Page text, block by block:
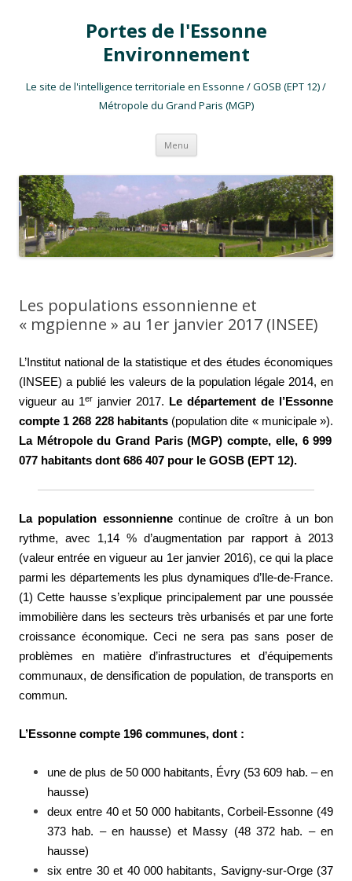
Portes de l'Essonne
Environnement
Le site de l'intelligence territoriale en Essonne / GOSB (EPT 12) /
Métropole du Grand Paris (MGP)
Menu Aller au contenu
Les populations essonnienne et
« mgpienne » au 1er janvier 2017 (INSEE)
L’Institut national de la statistique et des études économiques
(INSEE) a publié les valeurs de la population légale 2014, en
vigueur au 1er janvier 2017.
Le département de l’Essonne
compte 1 268 228 habitants (population dite « municipale »).
La Métropole du Grand Paris (MGP) compte, elle, 6 999
077 habitants dont 686 407 pour le GOSB (EPT 12).
La population essonniennecontinue de croître à un bon
rythme, avec 1,14 % d’augmentation par rapport à 2013
(valeur entrée en vigueur au 1er janvier 2016), ce qui la place
parmi les départements les plus dynamiques d’Ile-de-France.
(1) Cette hausse s’explique principalement par une poussée
immobilière dans les secteurs très urbanisés et par une forte
croissance économique. Ceci ne sera pas sans poser de
problèmes en matière d’infrastructures et d’équipements
communaux, de densification de population, de transports en
commun.
L’Essonne compte 196 communes, dont :
une de plus de 50 000 habitants, Évry (53 609 hab. – en
hausse)
deux entre 40 et 50 000 habitants, Corbeil-Essonne (49
373 hab. – en hausse) et Massy (48 372 hab. – en
hausse)
six entre 30 et 40 000 habitants, Savigny-sur-Orge (37